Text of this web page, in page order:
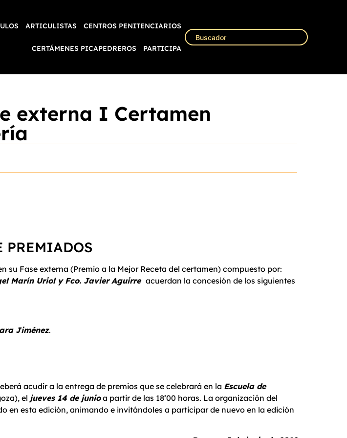
ARTICULISTAS CENTROS PENITENCIARIOS
CERTÁMENES PICAPEDREROS PARTICIPA
externa I Certamen
PREMIADOS
su Fase externa (Premio a la Mejor Receta del certamen) compuesto por:
Marín Uriol y Fco. Javier Aguirre acuerdan la concesión de los siguientes
Jiménez.
acudir a la entrega de premios que se celebrará en la Escuela de
el jueves 14 de junioa partir de las 18’00 horas. La organización del
en esta edición, animando e invitándoles a participar de nuevo en la edición